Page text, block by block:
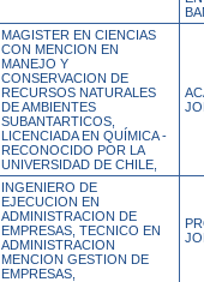
MAGISTER EN CIENCIAS
CON MENCION EN
MANEJO Y
CONSERVACION DE
RECURSOS NATURALES
DE AMBIENTES
SUBANTARTICOS,
LICENCIADA EN QUÍMICA -
RECONOCIDO POR LA
UNIVERSIDAD DE CHILE,
INGENIERO DE
EJECUCION EN
ADMINISTRACION DE
EMPRESAS, TECNICO EN
ADMINISTRACION
MENCION GESTION DE
EMPRESAS,